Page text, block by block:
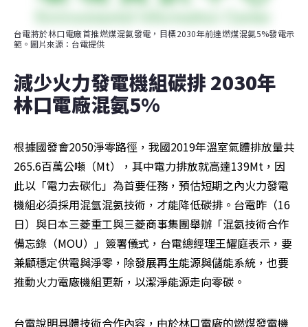
台電將於林口電廠首推燃煤混氨發電，目標2030年前達燃煤混氨5%發電示
範。圖片來源：台電提供
減少火力發電機組碳排 2030年
林口電廠混氨5%
根據國發會2050淨零路徑，我國2019年溫室氣體排放量共
265.6百萬公噸（Mt），其中電力排放就高達139Mt，因
此以「電力去碳化」為首要任務，預估短期之內火力發電
機組必須採用混氫混氨技術，才能降低碳排。台電昨（16
日）與日本三菱重工與三菱商事集團舉辦「混氨技術合作
備忘錄（MOU）」簽署儀式，台電總經理王耀庭表示，要
兼顧穩定供電與淨零，除發展再生能源與儲能系統，也要
推動火力電廠機組更新，以潔淨能源走向零碳。
台電說明具體技術合作內容，由於林口電廠的燃煤發電機